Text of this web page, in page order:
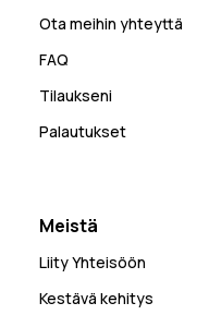
Ota meihin yhteyttä
FAQ
Tilaukseni
Palautukset
Meistä
Liity Yhteisöön
Kestävä kehitys